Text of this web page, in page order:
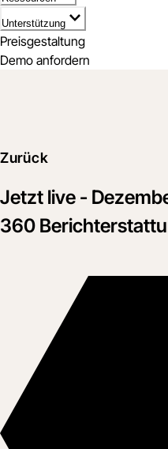
Unterstützung
Preisgestaltung
Demo anfordern
Zurück
Jetzt live -
360